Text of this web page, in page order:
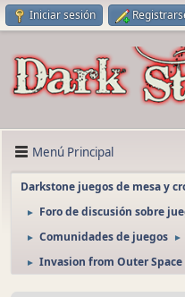
Iniciar sesión
Menú Principal
Darkstone juegos de mesa y
► Foro de discusión sobre
► Comunidades de juegos ►
► Invasion from Outer Space